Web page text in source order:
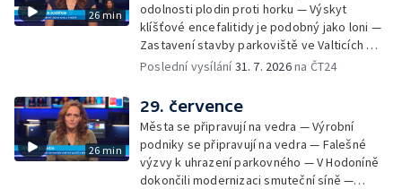
26 min
odolnosti plodin proti horku — Výskyt
klíšťové encefalitidy je podobný jako loni —
Zastavení stavby parkoviště ve Valticích —
Spor o lokalitu lesa v Rožnově pod
organismus — Kybernetický incident na
Masarykově univerzitě — Slavnostní
vyřazení absolventů Univerzity obran —
Letní kurzy umění pro mladé — Mobilní
kurníky pomáhají na poli
Poslední vysílání31. 7. 2026na ČT24
26 min
29. července
Města se připravují na vedra — Výrobní
podniky se připravují na vedra — Falešné
výzvy k uhrazení parkovného — V Hodoníně
dokončili modernizaci smuteční síně —